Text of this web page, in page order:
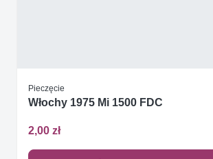
Pieczęcie
Włochy 1975 Mi 1500 FDC
2,00 zł